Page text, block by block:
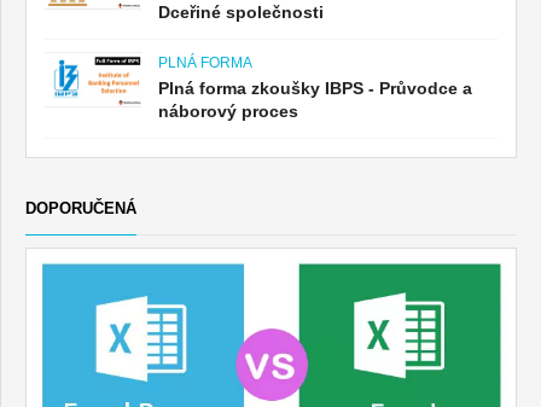
Dceřiné společnosti
PLNÁ FORMA
Plná forma zkoušky IBPS - Průvodce a
náborový proces
DOPORUČENÁ